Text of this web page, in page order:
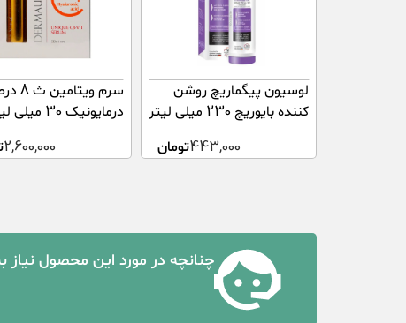
لوسیون پیگماریچ روشن
کننده بایوریچ 230 میلی لیتر
443,000تومان
سرم
درمایونیک 30 میلی لیتر
2,600,000
چنانچه در مورد این محصول نیاز